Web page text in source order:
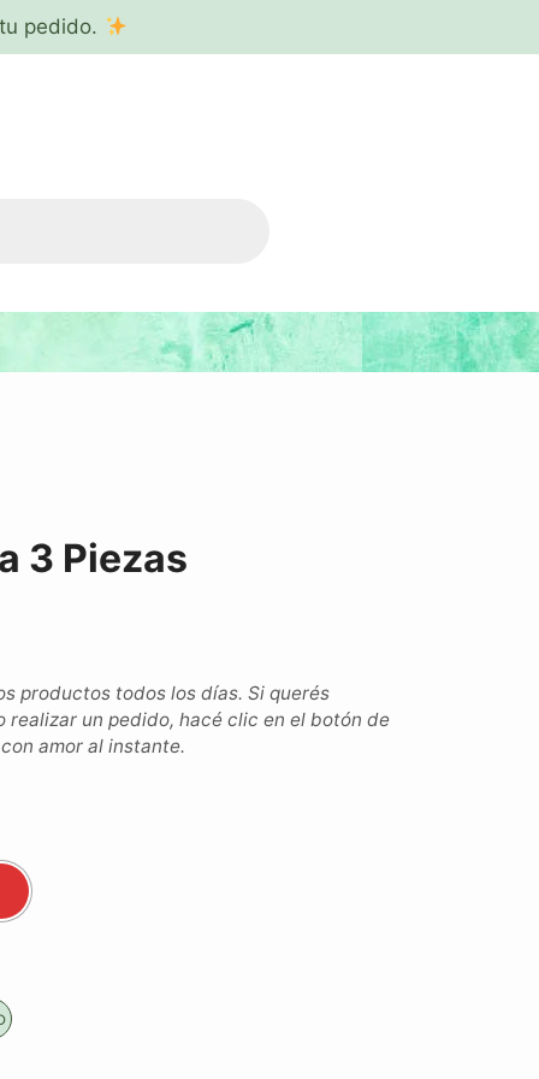
pedido.
3 Piezas
productos todos los días. Si querés
un pedido, hacé clic en el botón de
amor al instante.